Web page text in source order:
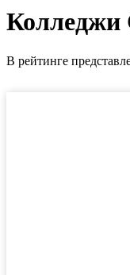
Колледжи
В рейтинге